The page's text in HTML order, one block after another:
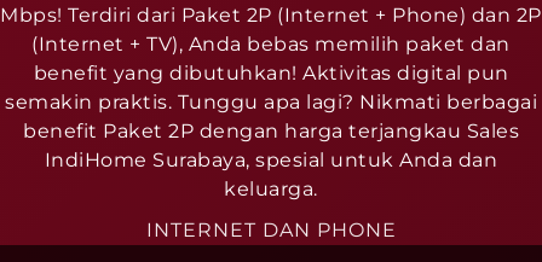
Mbps! Terdiri dari Paket 2P (Internet + Phone) dan 2P
(Internet + TV), Anda bebas memilih paket dan
benefit yang dibutuhkan! Aktivitas digital pun
semakin praktis. Tunggu apa lagi? Nikmati berbagai
benefit Paket 2P dengan harga terjangkau Sales
IndiHome Surabaya, spesial untuk Anda dan
keluarga.
INTERNET DAN PHONE